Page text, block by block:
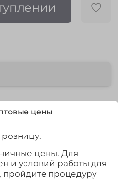
из ЭВА для активного
теплые, удобные и, конечно
и в мороз, и в слякоть. В
цены
цены. Для
и условий работы для
пройдите процедуру